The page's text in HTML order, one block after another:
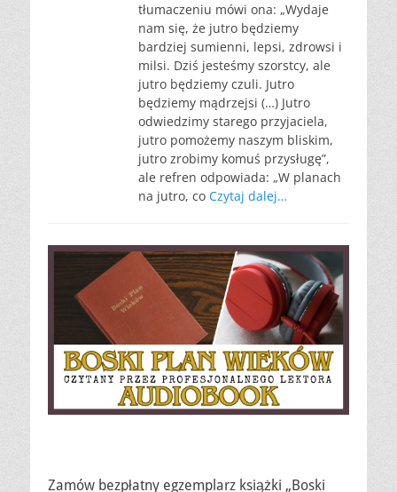
tłumaczeniu mówi ona: „Wydaje
nam się, że jutro będziemy
bardziej sumienni, lepsi, zdrowsi i
milsi. Dziś jesteśmy szorstcy, ale
jutro będziemy czuli. Jutro
będziemy mądrzejsi (…) Jutro
odwiedzimy starego przyjaciela,
jutro pomożemy naszym bliskim,
jutro zrobimy komuś przysługę”,
ale refren odpowiada: „W planach
na jutro, co Czytaj dalej…
Zamów bezpłatny egzemplarz książki „Boski